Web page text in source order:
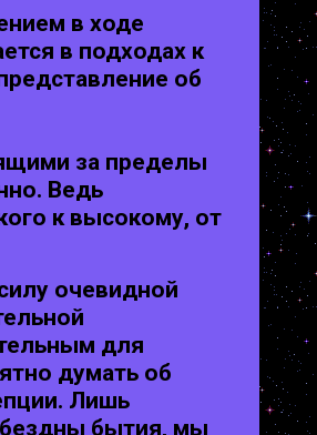
в ходе
в подходах к
об
за пределы
Ведь
к высокому, от
очевидной
для
думать об
Лишь
бездны бытия, мы